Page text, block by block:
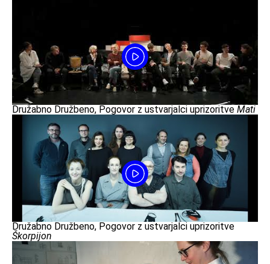
Družabno Družbeno, Pogovor z ustvarjalci uprizoritve Mati
Družabno Družbeno, Pogovor z ustvarjalci uprizoritve
Škorpijon